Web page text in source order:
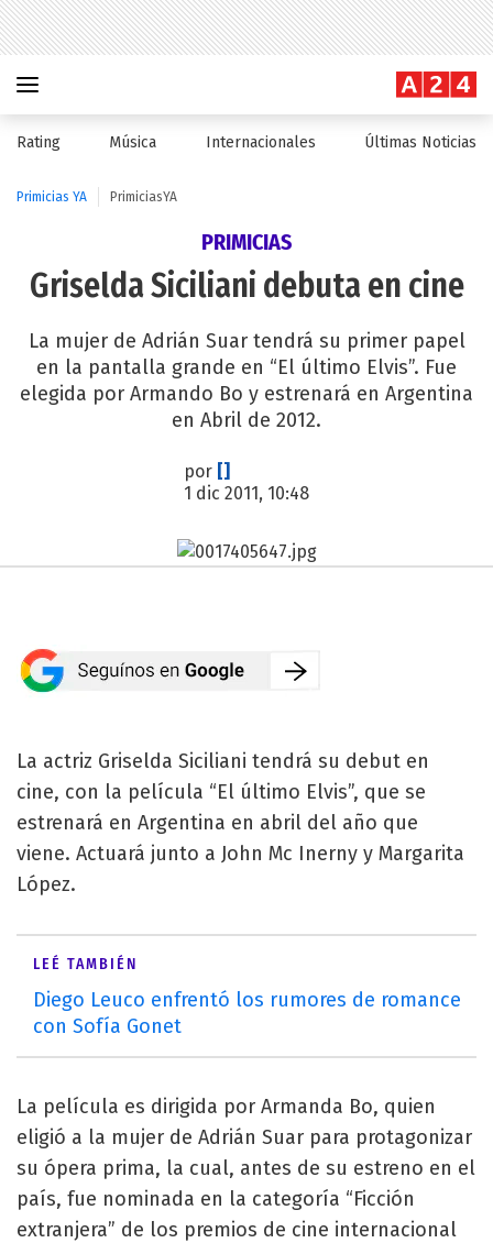
Rating Música Internacionales Últimas Noticias
Primicias YA PrimiciasYA
PRIMICIAS
Griselda Siciliani debuta en cine
La mujer de Adrián Suar tendrá su primer papel
en la pantalla grande en “El último Elvis”. Fue
elegida por Armando Bo y estrenará en Argentina
en Abril de 2012.
por []
1 dic 2011, 10:48
La actriz Griselda Siciliani tendrá su debut en
cine, con la película “El último Elvis”, que se
estrenará en Argentina en abril del año que
viene. Actuará junto a John Mc Inerny y Margarita
López.
LEÉ TAMBIÉN
Diego Leuco enfrentó los rumores de romance
con Sofía Gonet
La película es dirigida por Armanda Bo, quien
eligió a la mujer de Adrián Suar para protagonizar
su ópera prima, la cual, antes de su estreno en el
país, fue nominada en la categoría “Ficción
extranjera” de los premios de cine internacional